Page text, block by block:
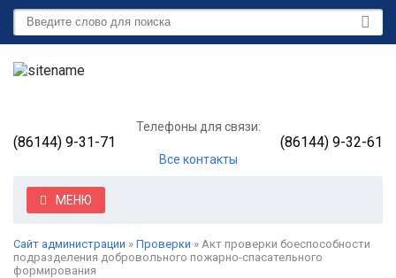
Телефоны для связи:
(86144) 9-31-71 (86144) 9-32-61
Все контакты
МЕНЮ
Сайт администрации » Проверки » Акт проверки боеспособности
подразделения добровольного пожарно-спасательного
формирования